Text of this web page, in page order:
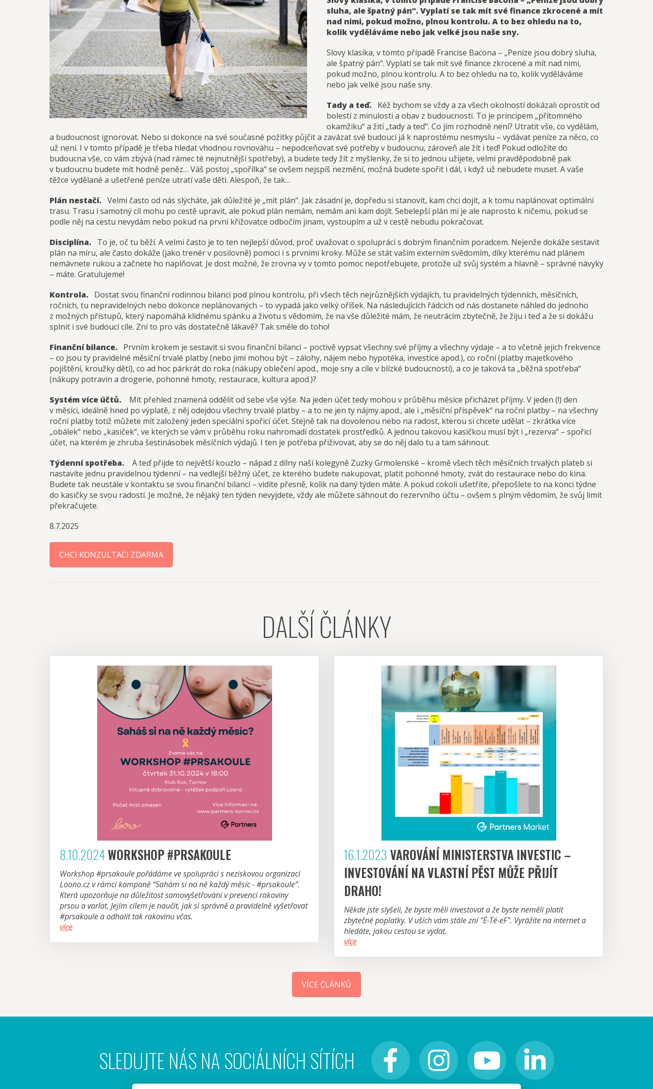
sluha, ale špatný pán“. Vyplatí se tak mít své finance zkrocené a mít
nad nimi, pokud možno, plnou kontrolu. A to bez ohledu na to,
kolik vyděláváme nebo jak velké jsou naše sny.
Slovy klasika, v tomto případě Francise Bacona – „Peníze jsou dobrý sluha,
ale špatný pán“. Vyplatí se tak mít své finance zkrocené a mít nad nimi,
pokud možno, plnou kontrolu. A to bez ohledu na to, kolik vyděláváme
nebo jak velké jsou naše sny.
Tady a teď. Kéž bychom se vždy a za všech okolností dokázali oprostit od
bolestí z minulosti a obav z budoucnosti. To je principem „přítomného
okamžiku“ a žití „tady a teď“. Co jím rozhodně není? Utratit vše, co vydělám,
a budoucnost ignorovat. Nebo si dokonce na své současné požitky půjčit a zavázat své budoucí já k naprostému nesmyslu – vydávat peníze za něco, co
už není. I v tomto případě je třeba hledat vhodnou rovnováhu – nepodceňovat své potřeby v budoucnu, zároveň ale žít i teď! Pokud odložíte do
budoucna vše, co vám zbývá (nad rámec té nejnutnější spotřeby), a budete tedy žít z myšlenky, že si to jednou užijete, velmi pravděpodobně pak
v budoucnu budete mít hodně peněz… Váš postoj „spořílka“ se ovšem nejspíš nezmění, možná budete spořit i dál, i když už nebudete muset. A vaše
těžce vydělané a ušetřené peníze utratí vaše děti. Alespoň, že tak…
Plán nestačí. Velmi často od nás slýcháte, jak důležité je „mít plán“. Jak zásadní je, dopředu si stanovit, kam chci dojít, a k tomu naplánovat optimální
trasu. Trasu i samotný cíl mohu po cestě upravit, ale pokud plán nemám, nemám ani kam dojít. Sebelepší plán mi je ale naprosto k ničemu, pokud se
podle něj na cestu nevydám nebo pokud na první křižovatce odbočím jinam, vystoupím a už v cestě nebudu pokračovat.
Disciplína. To je, oč tu běží. A velmi často je to ten nejlepší důvod, proč uvažovat o spolupráci s dobrým finančním poradcem. Nejenže dokáže sestavit
plán na míru, ale často dokáže (jako trenér v posilovně) pomoci i s prvními kroky. Může se stát vaším externím svědomím, díky kterému nad plánem
nemávnete rukou a začnete ho naplňovat. Je dost možné, že zrovna vy v tomto pomoc nepotřebujete, protože už svůj systém a hlavně – správné návyky
– máte. Gratulujeme!
Kontrola. Dostat svou finanční rodinnou bilanci pod plnou kontrolu, při všech těch nejrůznějších výdajích, tu pravidelných týdenních, měsíčních,
ročních, tu nepravidelných nebo dokonce neplánovaných – to vypadá jako velký oříšek. Na následujících řádcích od nás dostanete náhled do jednoho
z možných přístupů, který napomáhá klidnému spánku a životu s vědomím, že na vše důležité mám, že neutrácím zbytečně, že žiju i teď a že si dokážu
splnit i své budoucí cíle. Zní to pro vás dostatečně lákavě? Tak směle do toho!
Finanční bilance. Prvním krokem je sestavit si svou finanční bilanci – poctivě vypsat všechny své příjmy a všechny výdaje – a to včetně jejich frekvence
– co jsou ty pravidelné měsíční trvalé platby (nebo jimi mohou být – zálohy, nájem nebo hypotéka, investice apod.), co roční (platby majetkového
pojištění, kroužky dětí), co ad hoc párkrát do roka (nákupy oblečení apod., moje sny a cíle v blízké budoucnosti), a co je taková ta „běžná spotřeba“
(nákupy potravin a drogerie, pohonné hmoty, restaurace, kultura apod.)?
Systém více účtů. Mít přehled znamená oddělit od sebe vše výše. Na jeden účet tedy mohou v průběhu měsíce přicházet příjmy. V jeden (!) den
v měsíci, ideálně hned po výplatě, z něj odejdou všechny trvalé platby – a to ne jen ty nájmy apod., ale i „měsíční příspěvek“ na roční platby – na všechny
roční platby totiž můžete mít založený jeden speciální spořicí účet. Stejně tak na dovolenou nebo na radost, kterou si chcete udělat – zkrátka více
„obálek“ nebo „kasiček“, ve kterých se vám v průběhu roku nahromadí dostatek prostředků. A jednou takovou kasičkou musí být i „rezerva“ – spořicí
účet, na kterém je zhruba šestinásobek měsíčních výdajů. I ten je potřeba přiživovat, aby se do něj dalo tu a tam sáhnout.
Týdenní spotřeba. A teď přijde to největší kouzlo – nápad z dílny naší kolegyně Zuzky Grmolenské – kromě všech těch měsíčních trvalých plateb si
nastavíte jednu pravidelnou týdenní – na vedlejší běžný účet, ze kterého budete nakupovat, platit pohonné hmoty, zvát do restaurace nebo do kina.
Budete tak neustále v kontaktu se svou finanční bilancí – vidíte přesně, kolik na daný týden máte. A pokud cokoli ušetříte, přepošlete to na konci týdne
do kasičky se svou radostí. Je možné, že nějaký ten týden nevyjdete, vždy ale můžete sáhnout do rezervního účtu – ovšem s plným vědomím, že svůj limit
překračujete.
8.7.2025
CHCI KONZULTACI ZDARMA
DALŠÍ ČLÁNKY
8.10.2024WORKSHOP #PRSAKOULE
Workshop #prsakoule pořádáme ve spolupráci s neziskovou organizací
Loono.cz v rámci kampaně “Sahám si na ně každý měsíc - #prsakoule”.
Která upozorňuje na důležitost samovyšetřování v prevenci rakoviny
prsou a varlat. Jejím cílem je naučit, jak si správně a pravidelně vyšetřovat
#prsakoule a odhalit tak rakovinu včas.
více
16.1.2023 VAROVÁNÍ MINISTERSTVA INVESTIC –
INVESTOVÁNÍ NA VLASTNÍ PĚST MŮŽE PŘIJÍT
DRAHO!
Někde jste slyšeli, že byste měli investovat a že byste neměli platit
zbytečné poplatky. V uších vám stále zní "É-Té-eF". Vyrážíte na internet a
hledáte, jakou cestou se vydat.
více
VÍCE ČLÁNKŮ
SLEDUJTE NÁS NA SOCIÁLNÍCH SÍTÍCH